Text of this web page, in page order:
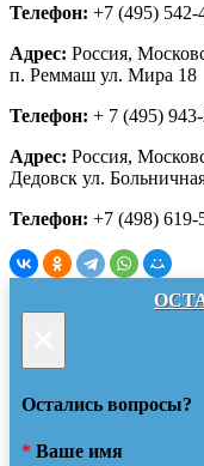
Телефон: +7 (495) 542-
Адрес: Россия,
п. Реммаш ул. Мира 18
Телефон: + 7 (495)
Адрес: Россия,
Дедовск ул.
Телефон: +7 (498) 619-
Остались вопросы?
* Ваше имя